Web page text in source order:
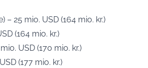
25 mio. USD (164 mio. kr.)
(164 mio. kr.)
USD (170 mio. kr.)
(177 mio. kr.)